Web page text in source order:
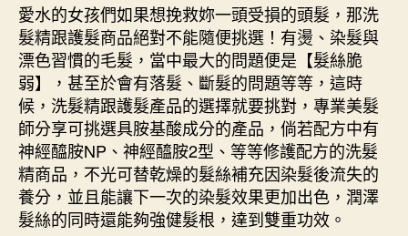
愛水的女孩們如果想挽救妳一頭受損的頭髮，那洗
髮精跟護髮商品絕對不能隨便挑選！有燙、染髮與
漂色習慣的毛髮，當中最大的問題便是【髮絲脆
弱】，甚至於會有落髮、斷髮的問題等等，這時
候，洗髮精跟護髮產品的選擇就要挑對，專業美髮
師分享可挑選具胺基酸成分的產品，倘若配方中有
神經醯胺NP、神經醯胺2型、等等修護配方的洗髮
精商品，不光可替乾燥的髮絲補充因染髮後流失的
養分，並且能讓下一次的染髮效果更加出色，潤澤
髮絲的同時還能夠強健髮根，達到雙重功效。